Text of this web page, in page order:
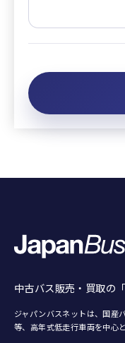
中古バス販売・買取の
ジャパンバスネットは、国産
等、 高年式低走行車両を中心